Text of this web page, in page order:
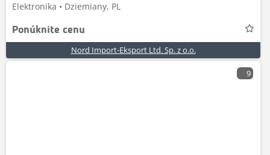
Elektronika • Dziemiany, PL
Ponúknite cenu
Nord Import-Eksport Ltd. Sp. z o.o.
9